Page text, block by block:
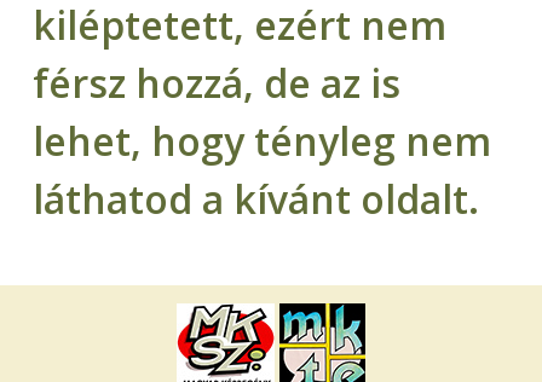
kiléptetett, ezért nem
férsz hozzá, de az is
lehet, hogy tényleg nem
láthatod a kívánt oldalt.